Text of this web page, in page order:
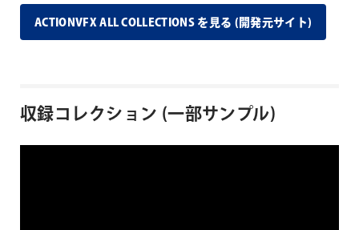
ACTIONVFX ALL COLLECTIONS を見る (開発元サイト)
収録コレクション (一部サンプル)